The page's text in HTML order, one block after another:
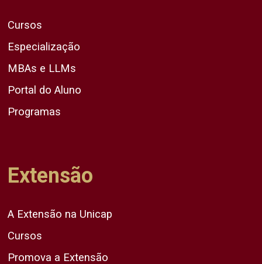
Cursos
Especialização
MBAs e LLMs
Portal do Aluno
Programas
Extensão
A Extensão na Unicap
Cursos
Promova a Extensão